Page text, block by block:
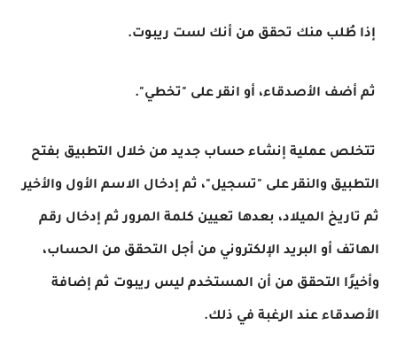
إذا طُلب منك تحقق من أنك لست ريبوت.
ثم أضف الأصدقاء، أو انقر على "تخطي".
تتخلص عملية إنشاء حساب جديد من خلال التطبيق بفتح
التطبيق والنقر على "تسجيل"، ثم إدخال الاسم الأول والأخير
ثم تاريخ الميلاد، بعدها تعيين كلمة المرور ثم إدخال رقم
الهاتف أو البريد الإلكتروني من أجل التحقق من الحساب،
وأخيرًا التحقق من أن المستخدم ليس ريبوت ثم إضافة
الأصدقاء عند الرغبة في ذلك.